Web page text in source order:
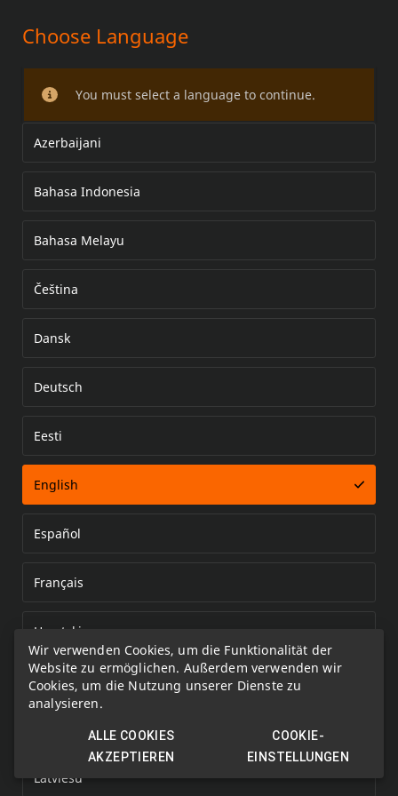
Wir verwenden Cookies, um die Funktionalität der
Website zu ermöglichen. Außerdem verwenden wir
Cookies, um die Nutzung unserer Dienste zu
analysieren.
ALLE COOKIES
AKZEPTIEREN
COOKIE-
EINSTELLUNGEN
Harley Hammock Touring-
Fahrersitz
Error loading document
Choose Language
You must select a language to continue.
Azerbaijani
Bahasa Indonesia
Bahasa Melayu
Čeština
Dansk
Deutsch
Eesti
English
Español
Français
Hrvatski
Italiano
Latviešu